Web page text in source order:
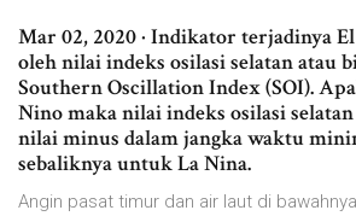
Mar 02, 2020 · Indikator terjadinya
oleh nilai indeks osilasi selatan atau
Southern Oscillation Index (SOI).
Nino maka nilai indeks osilasi
nilai minus dalam jangka waktu
sebaliknya untuk La Nina.
Angin pasat timur dan air laut di